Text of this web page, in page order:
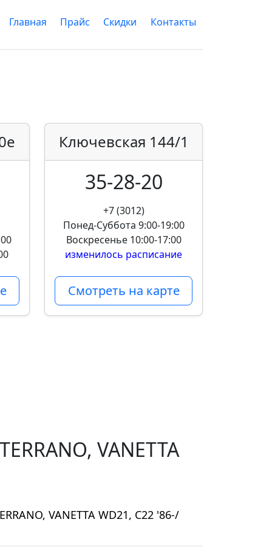
Главная Прайс Скидки Контакты
Ключевская 144/1
35-28-20
+7 (3012)
Понед-Суббота 9:00-19:00
Воскресенье 10:00-17:00
изменилось расписание
Смотреть на карте
VANETTA
VANETTA WD21, C22 '86-/